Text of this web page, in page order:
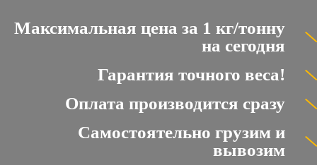
Максимальная цена за 1 кг/тонну
на сегодня
Гарантия точного веса!
Оплата производится сразу
Самостоятельно грузим и
вывозим